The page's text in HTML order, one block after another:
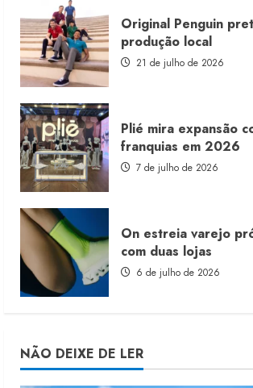
Original Penguin
produção local
21 de julho de 2026
Plié mira expansão
franquias em 2026
7 de julho de 2026
On estreia varejo
com duas lojas
6 de julho de 2026
NÃO DEIXE DE LER